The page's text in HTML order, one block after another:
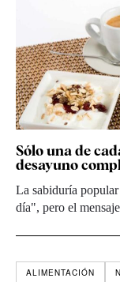
Sólo una de
desayuno
La sabiduría
día", pero el
ALIMENTACIÓN